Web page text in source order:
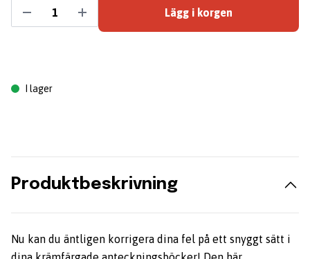
Lägg i korgen
I lager
Produktbeskrivning
Nu kan du äntligen korrigera dina fel på ett snyggt sätt i